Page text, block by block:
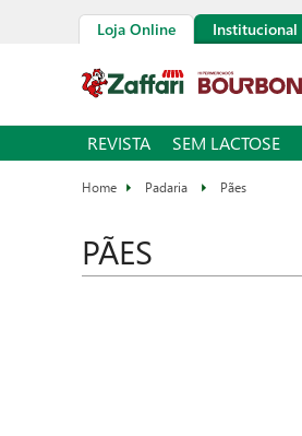
Loja Online Institucional
REVISTA SEM LACTOSE
Padaria Pães
PÃES